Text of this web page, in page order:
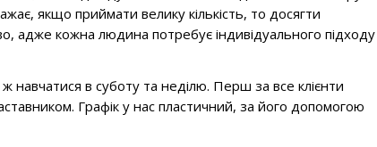
якщо приймати велику кількість, то досягти
адже кожна людина потребує індивідуального
навчатися в суботу та неділю. Перш за все клієнти
Графік у нас пластичний, за його допомогою